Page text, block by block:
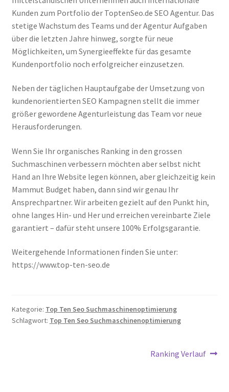
Kunden zum Portfolio der ToptenSeo.de SEO Agentur. Das
stetige Wachstum des Teams und der Agentur Aufgaben
über die letzten Jahre hinweg, sorgte für neue
Möglichkeiten, um Synergieeffekte für das gesamte
Kundenportfolio noch erfolgreicher einzusetzen.
Neben der täglichen Hauptaufgabe der Umsetzung von
kundenorientierten SEO Kampagnen stellt die immer
größer gewordene Agenturleistung das Team vor neue
Herausforderungen.
Wenn Sie Ihr organisches Ranking in den grossen
Suchmaschinen verbessern möchten aber selbst nicht
Hand an Ihre Website legen können, aber gleichzeitig kein
Mammut Budget haben, dann sind wir genau Ihr
Ansprechpartner. Wir arbeiten gezielt auf den Punkt hin,
ohne langes Hin- und Her und erreichen vereinbarte Ziele
garantiert – dafür steht unsere 100% Erfolgsgarantie.
Weitergehende Informationen finden Sie unter:
https://www.top-ten-seo.de
Kategorie: Top Ten Seo Suchmaschinenoptimierung
Schlagwort: Top Ten Seo Suchmaschinenoptimierung
Nächster
Ranking Verlauf